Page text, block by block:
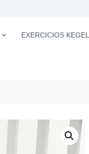
EXERCICIOS